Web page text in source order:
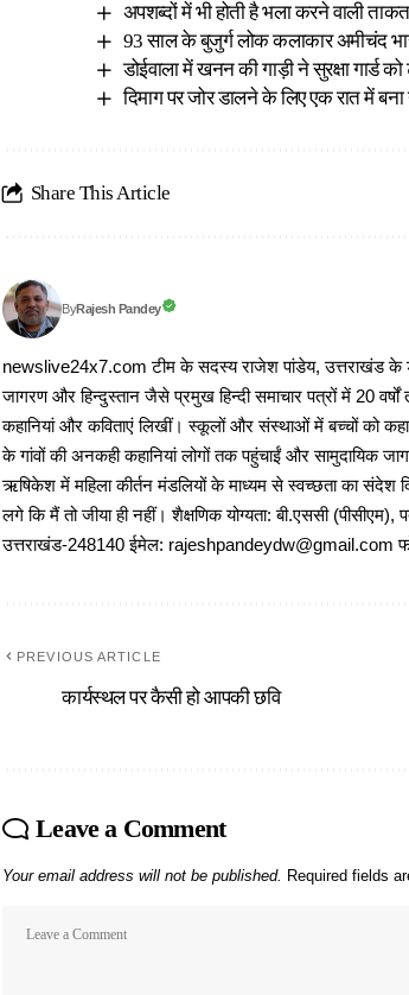
अपशब्दों में भी होती है भला करने वाली ताकत
93 साल के बुजुर्ग लोक कलाकार अमीचंद
डोईवाला में खनन की गाड़ी ने सुरक्षा गार्ड
दिमाग पर जोर डालने के लिए एक रात में बना
Share This Article
ByRajesh Pandey
newslive24x7.com टीम के सदस्य राजेश पांडेय, उत्तराखंड के
जागरण और हिन्दुस्तान जैसे प्रमुख हिन्दी समाचार पत्रों में 20
कहानियां और कविताएं लिखीं। स्कूलों और संस्थाओं में बच्चों को
के गांवों की अनकही कहानियां लोगों तक पहुंचाईं और सामुदायिक
ऋषिकेश में महिला कीर्तन मंडलियों के माध्यम से स्वच्छता का संदेश
लगे कि मैं तो जीया ही नहीं। शैक्षणिक योग्यता: बी.एससी
उत्तराखंड-248140 ईमेल: rajeshpandeydw@gmail.com
PREVIOUS ARTICLE
कार्यस्थल पर कैसी हो आपकी छवि
Leave a Comment
Your email address will not be published. Required fields